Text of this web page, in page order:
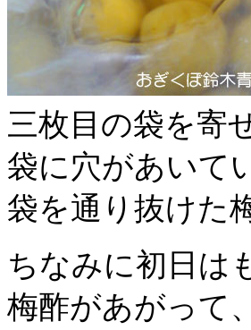
三枚目の袋を寄
袋に穴があいて
袋を通り抜けた
ちなみに初日は
梅酢があがって